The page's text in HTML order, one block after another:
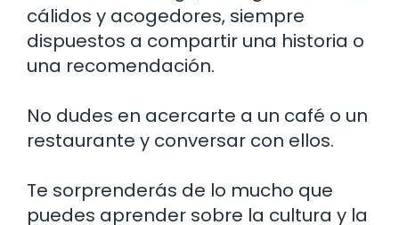
cálidos y acogedores, siempre
dispuestos a compartir una historia o
una recomendación.
No dudes en acercarte a un café o un
restaurante y conversar con ellos.
Te sorprenderás de lo mucho que
puedes aprender sobre la cultura y la